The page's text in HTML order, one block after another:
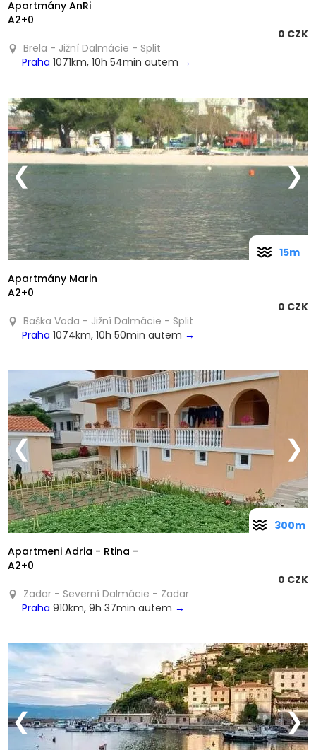
Apartmány AnRi
A2+0
0 CZK
Brela - Jižní Dalmácie - Split
Praha 1071km, 10h 54min autem →
❮ ❯
Apartmány Marin
A2+0
0 CZK
Baška Voda - Jižní Dalmácie - Split
Praha 1074km, 10h 50min autem →
15m
❮ ❯
Apartmeni Adria - Rtina -
A2+0
0 CZK
Zadar - Severní Dalmácie - Zadar
Praha 910km, 9h 37min autem →
300m
❮ ❯